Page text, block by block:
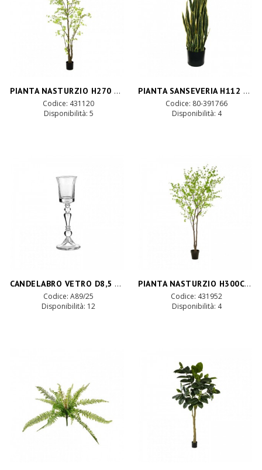
PIANTA NASTURZIO H270 cm PN *
Codice: 431120
Disponibilità: 5
PIANTA SANSEVERIA H112 c/vaso PN-green*
Codice: 80-391766
Disponibilità: 4
CANDELABRO VETRO D8,5 H24,8 CM
Codice: A89/25
Disponibilità: 12
PIANTA NASTURZIO H300CM PN *
Codice: 431952
Disponibilità: 4